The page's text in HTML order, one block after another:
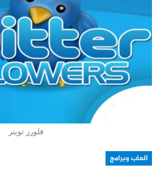
فلورز تويتر
العاب وبرامج